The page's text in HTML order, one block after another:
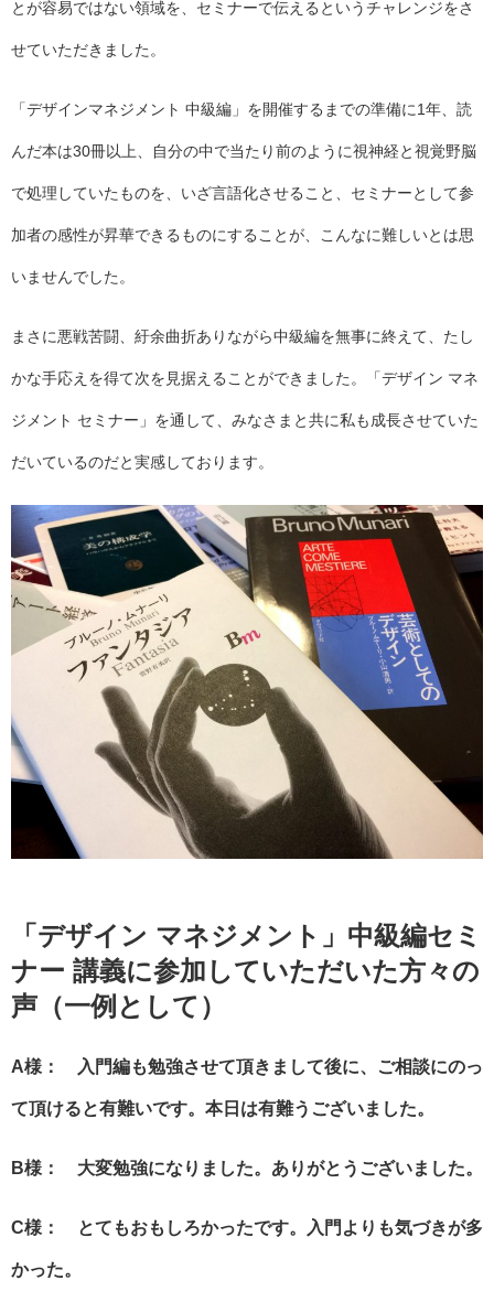
とが容易ではない領域を、セミナーで伝えるというチャレンジをさ
せていただきました。
「デザインマネジメント 中級編」を開催するまでの準備に1年、読
んだ本は30冊以上、自分の中で当たり前のように視神経と視覚野脳
で処理していたものを、いざ言語化させること、セミナーとして参
加者の感性が昇華できるものにすることが、こんなに難しいとは思
いませんでした。
まさに悪戦苦闘、紆余曲折ありながら中級編を無事に終えて、たし
かな手応えを得て次を見据えることができました。「デザイン マネ
ジメント セミナー」を通して、みなさまと共に私も成長させていた
だいているのだと実感しております。
「デザイン マネジメント」中級編セミ
ナー 講義に参加していただいた方々の
声（一例として）
A様： 入門編も勉強させて頂きまして後に、ご相談にのっ
て頂けると有難いです。本日は有難うございました。
B様： 大変勉強になりました。ありがとうございました。
C様： とてもおもしろかったです。入門よりも気づきが多
かった。